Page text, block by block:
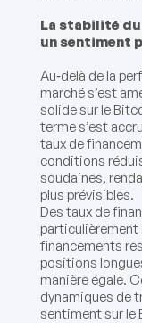
La stabilité du
un sentiment
Au‑delà de la
marché s’est
solide sur le
terme s’est
taux de
conditions
soudaines,
plus prévisibles.
Des taux de
financements
positions
manière égale.
dynamiques de
sentiment sur le